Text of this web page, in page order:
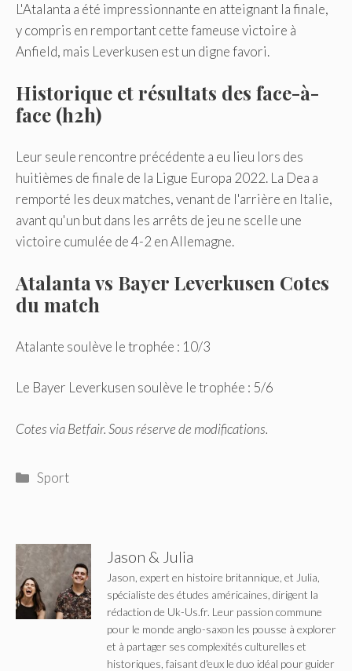
L'Atalanta a été impressionnante en atteignant la finale,
y compris en remportant cette fameuse victoire à
Anfield, mais Leverkusen est un digne favori.
Historique et résultats des face-à-
face (h2h)
Leur seule rencontre précédente a eu lieu lors des
huitièmes de finale de la Ligue Europa 2022. La Dea a
remporté les deux matches, venant de l'arrière en Italie,
avant qu'un but dans les arrêts de jeu ne scelle une
victoire cumulée de 4-2 en Allemagne.
Atalanta vs Bayer Leverkusen Cotes
du match
Atalante soulève le trophée : 10/3
Le Bayer Leverkusen soulève le trophée : 5/6
Cotes via Betfair. Sous réserve de modifications.
Catégories
Sport
Jason & Julia
Jason, expert en histoire britannique, et Julia,
spécialiste des études américaines, dirigent la
rédaction de Uk-Us.fr. Leur passion commune
pour le monde anglo-saxon les pousse à explorer
et à partager ses complexités culturelles et
historiques, faisant d'eux le duo idéal pour guider